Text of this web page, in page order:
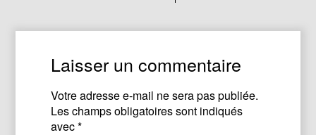
Laisser un commentaire
Votre adresse e-mail ne sera pas publiée.
Les champs obligatoires sont indiqués
avec*